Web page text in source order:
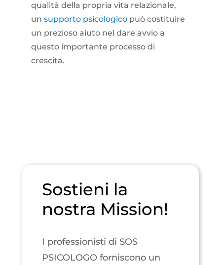
qualità della propria vita relazionale,
un supporto psicologicopuò costituire
un prezioso aiuto nel dare avvio a
questo importante processo di
crescita.
Sostieni la
nostra Mission!
I professionisti di SOS
PSICOLOGO forniscono un